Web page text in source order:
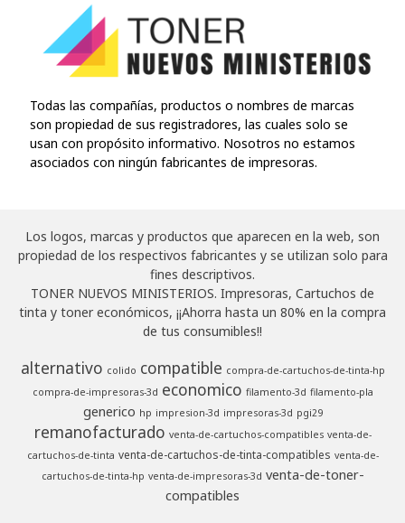
Todas las compañías, productos o nombres de marcas
son propiedad de sus registradores, las cuales solo se
usan con propósito informativo. Nosotros no estamos
asociados con ningún fabricantes de impresoras.
Los logos, marcas y productos que aparecen en la web, son
propiedad de los respectivos fabricantes y se utilizan solo para
fines descriptivos.
TONER NUEVOS MINISTERIOS. Impresoras, Cartuchos de
tinta y toner económicos, ¡¡Ahorra hasta un 80% en la compra
de tus consumibles!!
alternativo colido compatible compra-de-cartuchos-de-tinta-hp
compra-de-impresoras-3d economico filamento-3d filamento-pla
generico hp impresion-3d impresoras-3d pgi29
remanofacturado venta-de-cartuchos-compatibles venta-de-
cartuchos-de-tinta venta-de-cartuchos-de-tinta-compatibles venta-de-
cartuchos-de-tinta-hp venta-de-impresoras-3d venta-de-toner-
compatibles